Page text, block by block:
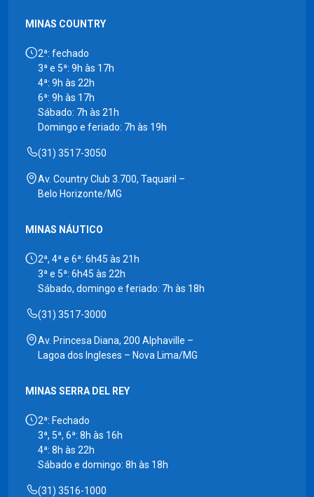
MINAS COUNTRY
2ª: fechado
3ª e 5ª: 9h às 17h
4ª: 9h às 22h
6ª: 9h às 17h
Sábado: 7h às 21h
Domingo e feriado: 7h às 19h
(31) 3517-3050
Av. Country Club 3.700, Taquaril –
Belo Horizonte/MG
MINAS NÁUTICO
2ª, 4ª e 6ª: 6h45 às 21h
3ª e 5ª: 6h45 às 22h
Sábado, domingo e feriado: 7h às 18h
(31) 3517-3000
Av. Princesa Diana, 200 Alphaville –
Lagoa dos Ingleses – Nova Lima/MG
MINAS SERRA DEL REY
2ª: Fechado
3ª, 5ª, 6ª: 8h às 16h
4ª: 8h às 22h
Sábado e domingo: 8h às 18h
(31) 3516-1000